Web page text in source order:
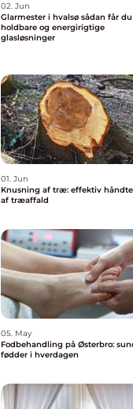
02. Jun
Glarmester i hvalsø sådan får du
holdbare og energirigtige
glasløsninger
01. Jun
Knusning af træ: effektiv
af træaffald
05. May
Fodbehandling på Østerbro:
fødder i hverdagen